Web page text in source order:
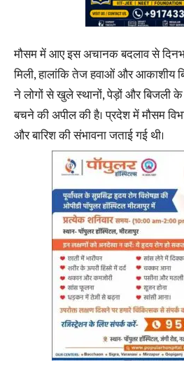
मौसम में आए इस अचानक बदलाव से
मिली, हालांकि तेज हवाओं और आकाशीय
ने लोगों से खुले स्थानों, पेड़ों और
बचने की अपील की है। प्रदेश में मौसम
और बारिश की संभावना जताई गई थी।